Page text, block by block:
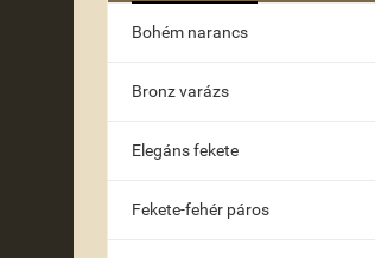
Bohém narancs
Bronz varázs
Elegáns fekete
Fekete-fehér páros